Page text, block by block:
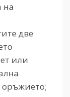
на
две
или
оръжието;